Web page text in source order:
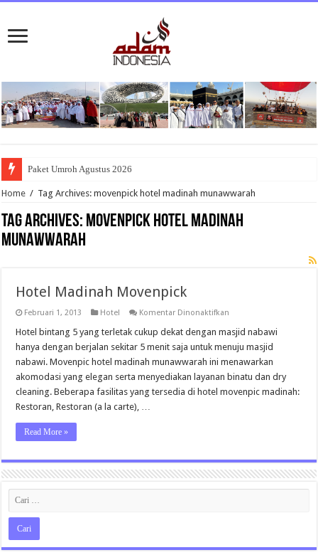
Paket Umroh Agustus 2026
Home / Tag Archives: movenpick hotel madinah munawwarah
Tag Archives: movenpick hotel madinah
munawwarah
Hotel Madinah Movenpick
Februari 1, 2013 Hotel Komentar Dinonaktifkan
Madinah
Movenpick
Hotel bintang 5 yang terletak cukup dekat dengan masjid nabawi
hanya dengan berjalan sekitar 5 menit saja untuk menuju masjid
nabawi. Movenpic hotel madinah munawwarah ini menawarkan
akomodasi yang elegan serta menyediakan layanan binatu dan dry
cleaning. Beberapa fasilitas yang tersedia di hotel movenpic madinah:
Restoran, Restoran (a la carte), …
Read More »